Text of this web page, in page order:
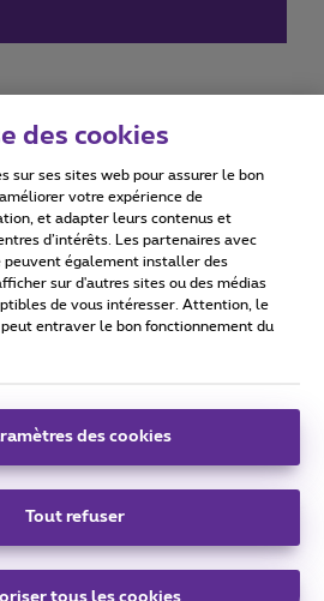
Accessibility statement
consommateur
27 - B-1030 Bruxelles.
des cookies
sur ses sites web pour assurer le bon
votre expérience de
et adapter leurs contenus et
d’intérêts. Les partenaires avec
peuvent également installer des
sur d'autres sites ou des médias
de vous intéresser. Attention, le
entraver le bon fonctionnement du
des cookies
Tout refuser
tous les cookies